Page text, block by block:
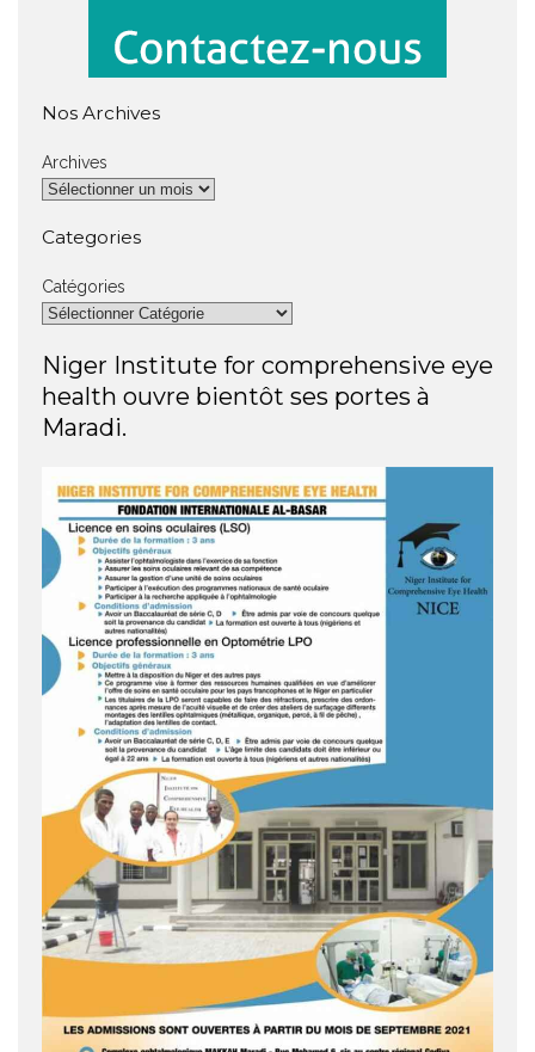
Nos Archives
Archives
Categories
Catégories
Niger Institute for comprehensive eye
health ouvre bientôt ses portes à
Maradi.